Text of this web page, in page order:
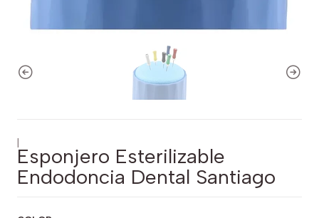
|
Esponjero Esterilizable
Endodoncia Dental Santiago